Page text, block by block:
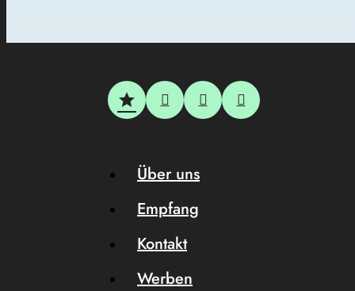
Über uns
Empfang
Kontakt
Werben